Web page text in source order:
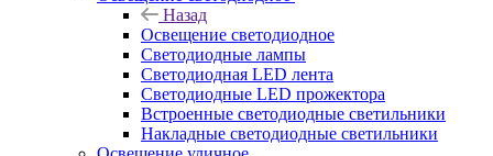
Назад
Освещение светодиодное
Светодиодные лампы
Светодиодная LED лента
Светодиодные LED прожектора
Встроенные светодиодные светильники
Накладные светодиодные светильники